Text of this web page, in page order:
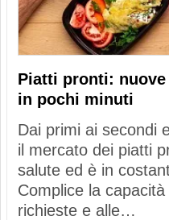
Piatti pronti:
in pochi minuti
Dai primi ai secondi
il mercato dei piatti
salute ed è in
Complice la
richieste e alle…